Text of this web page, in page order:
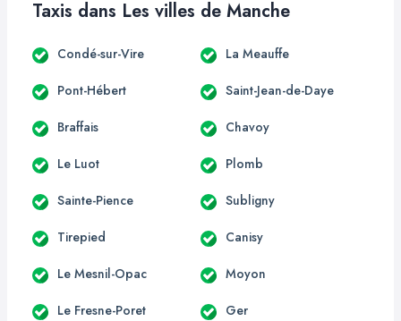
Taxis dans Les villes de Manche
Condé-sur-Vire La Meauffe
Pont-Hébert Saint-Jean-de-Daye
Braffais Chavoy
Le Luot Plomb
Sainte-Pience Subligny
Tirepied Canisy
Le Mesnil-Opac Moyon
Le Fresne-Poret Ger